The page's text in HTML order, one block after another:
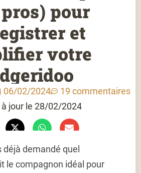
pour
et
votre
06/02/2024
19 commentaires
jour le 28/02/2024
déjà demandé quel
le compagnon idéal pour